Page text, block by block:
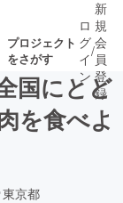
プロジェクト
をさがす
ロ
グ
イ
ン
/
新
規
会
員
登
録
国にとど
を食べよ
東京都